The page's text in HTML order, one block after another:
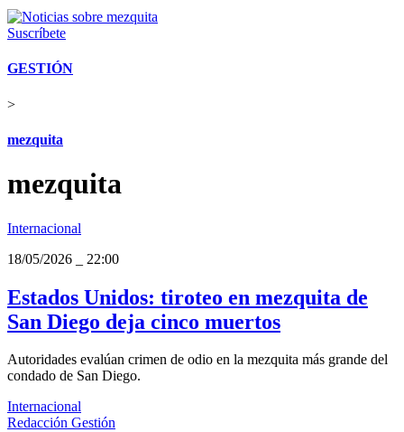
Suscríbete
GESTIÓN
>
mezquita
mezquita
Internacional
18/05/2026
22:00
Estados Unidos: tiroteo en mezquita de
San Diego deja cinco muertos
Autoridades evalúan crimen de odio en la mezquita más grande del
condado de San Diego.
Internacional
Redacción Gestión